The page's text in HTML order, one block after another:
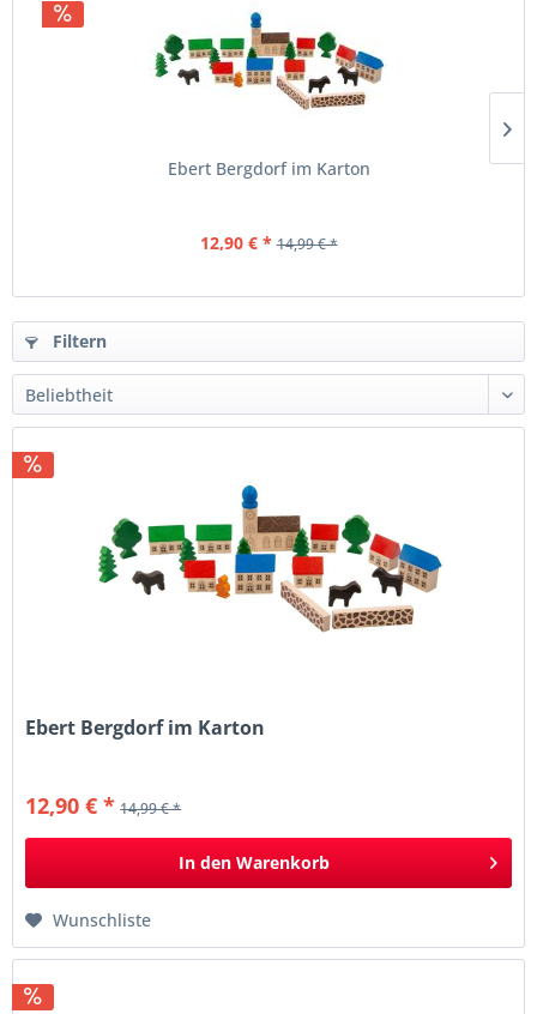
Ebert Bergdorf im Karton
12,90 € * 14,99 € *
Filtern
Ebert Bergdorf im Karton
12,90 € * 14,99 € *
In den Warenkorb
Wunschliste